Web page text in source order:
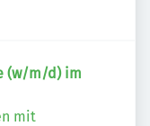
(w/m/d) im
mit